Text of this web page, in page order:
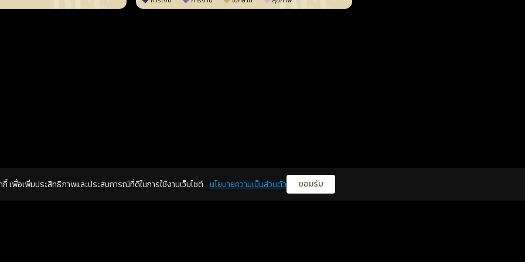
กี้ เพื่อเพิ่มประสิทธิภาพและประสบการณ์ที่ดีในการใช้งานเว็บไซต์ นโยบายความเป็นส่วนตัว ยอมรับ